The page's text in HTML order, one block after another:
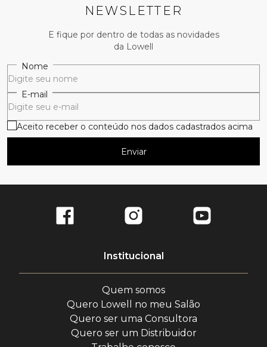
NEWSLETTER
E fique por dentro de todas as novidades
da Lowell
Nome
E-mail
Aceito receber o conteúdo nos dados cadastrados acima
Enviar
Institucional
Quem somos
Quero Lowell no meu Salão
Quero ser uma Consultora
Quero ser um Distribuidor